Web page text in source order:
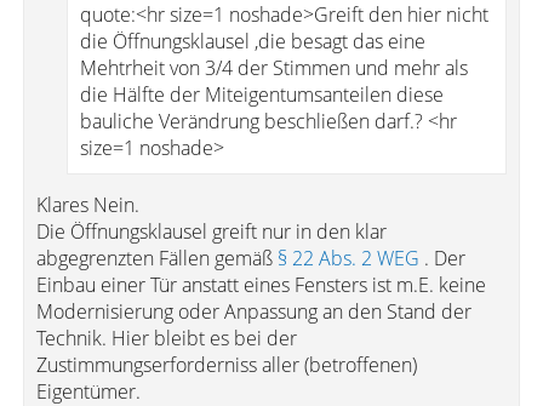
quote:<hr size=1 noshade>Greift den hier nicht
die Öffnungsklausel ,die besagt das eine
Mehtrheit von 3/4 der Stimmen und mehr als
die Hälfte der Miteigentumsanteilen diese
bauliche Verändrung beschließen darf.? <hr
size=1 noshade>
Klares Nein.
Die Öffnungsklausel greift nur in den klar
abgegrenzten Fällen gemäß § 22 Abs. 2 WEG . Der
Einbau einer Tür anstatt eines Fensters ist m.E. keine
Modernisierung oder Anpassung an den Stand der
Technik. Hier bleibt es bei der
Zustimmungserforderniss aller (betroffenen)
Eigentümer.